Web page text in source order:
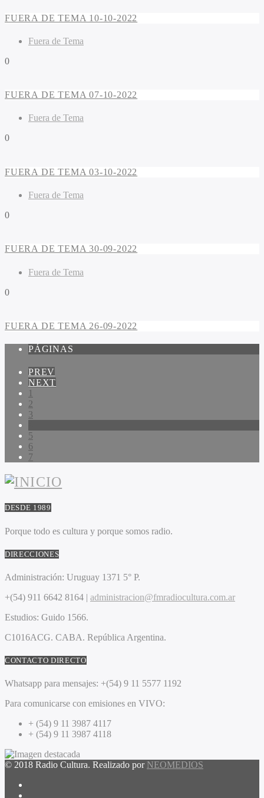
FUERA DE TEMA 10-10-2022
Fuera de Tema
0
FUERA DE TEMA 07-10-2022
Fuera de Tema
0
FUERA DE TEMA 03-10-2022
Fuera de Tema
0
FUERA DE TEMA 30-09-2022
Fuera de Tema
0
FUERA DE TEMA 26-09-2022
PÁGINAS
PREV
NEXT
1
2
3
5
6
7
DESDE 1989
Porque todo es cultura y porque somos radio.
DIRECCIONES
Administración: Uruguay 1371 5° P.
+(54) 911 6642 8164 | administracion@fmradiocultura.com.ar
Estudios: Guido 1566.
C1016ACG. CABA. República Argentina.
CONTACTO DIRECTO
Whatsapp para mensajes: +(54) 9 11 5577 1192
Para comunicarse con emisiones en VIVO:
+ (54) 9 11 3987 4117
+ (54) 9 11 3987 4118
© 2018 Radio Cultura. Realizado por NEOMEDIOS